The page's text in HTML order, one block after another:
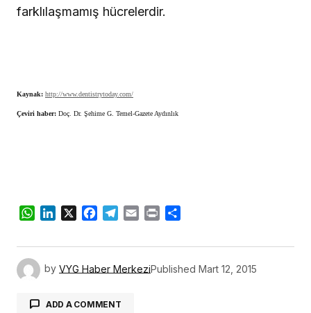
farklılaşmamış hücrelerdir.
Kaynak: http://www.dentistrytoday.com/
Çeviri haber: Doç. Dr. Şehime G. Temel-Gazete Aydınlık
WhatsApp
LinkedIn
X Facebook
Telegram
Email Print
by VYG Haber MerkeziPublished Mart 12, 2015
ADD A COMMENT